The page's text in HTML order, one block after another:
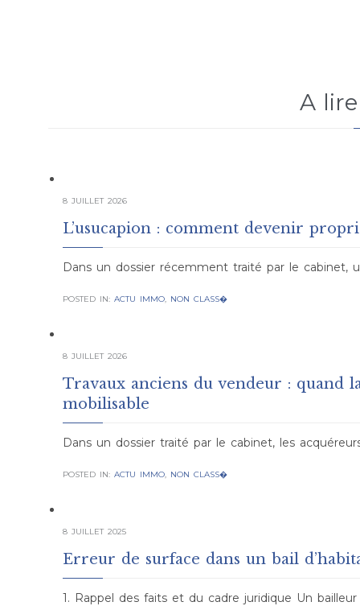
A
8 JUILLET 2026
L’usucapion : comment devenir
Dans un dossier récemment traité par le cabinet,
POSTED IN:ACTU IMMO, NON CLASS�
8 JUILLET 2026
Travaux anciens du vendeur : quand
mobilisable
Dans un dossier traité par le cabinet, les
POSTED IN:ACTU IMMO, NON CLASS�
8 JUILLET 2025
Erreur de surface dans un bail
1. Rappel des faits et du cadre juridique Un